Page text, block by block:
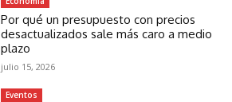
Por qué un presupuesto con precios
desactualizados sale más caro a medio
plazo
julio 15, 2026
Eventos